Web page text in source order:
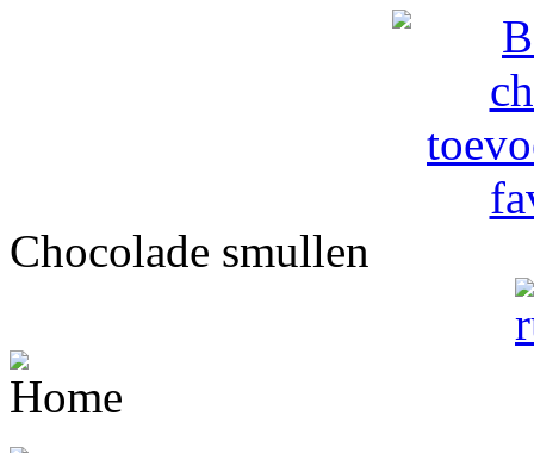
Chocolade smullen
Home